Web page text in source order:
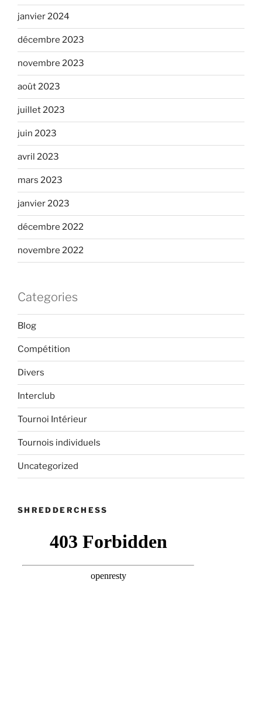
janvier 2024
décembre 2023
novembre 2023
août 2023
juillet 2023
juin 2023
avril 2023
mars 2023
janvier 2023
décembre 2022
novembre 2022
Categories
Blog
Compétition
Divers
Interclub
Tournoi Intérieur
Tournois individuels
Uncategorized
SHREDDERCHESS